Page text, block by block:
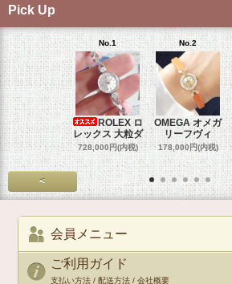
Pick Up
No.1
ROLEX ロ
レックス 大粒ダ
728,000円(内税)
No.2
OMEGA オメガ
リーフヴィ
178,000円(内税)
<
会員メニュー
ご利用ガイド
支払い方法 / 配送方法 / 会社概要